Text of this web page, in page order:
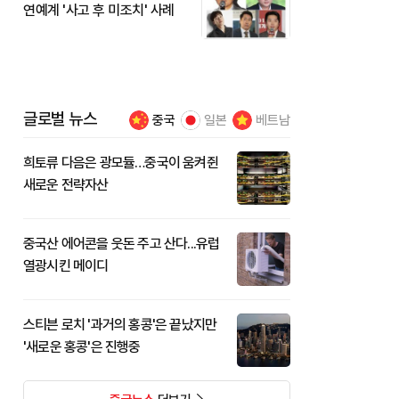
연예계 '사고 후 미조치' 사례
글로벌 뉴스 중국 일본 베트남
희토류 다음은 광모듈…중국이 움켜쥔
새로운 전략자산
중국산 에어콘을 웃돈 주고 산다...유럽
열광시킨 메이디
스티븐 로치 '과거의 홍콩'은 끝났지만
'새로운 홍콩'은 진행중